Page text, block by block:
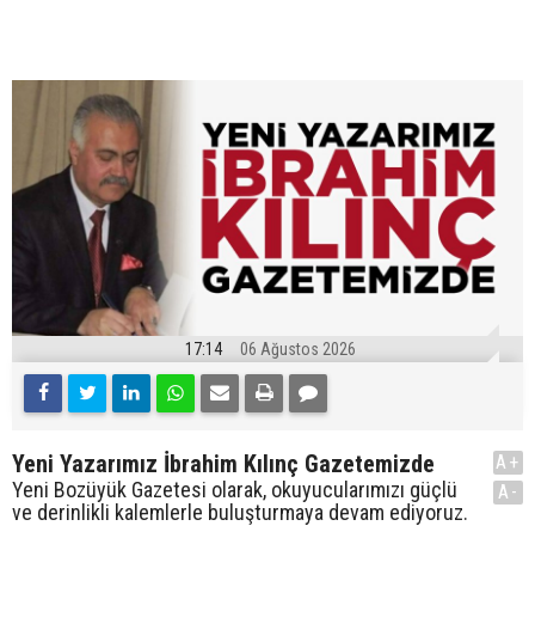
17:14 06 Ağustos 2026
Yeni Yazarımız İbrahim Kılınç Gazetemizde
Yeni Bozüyük Gazetesi olarak, okuyucularımızı güçlü
ve derinlikli kalemlerle buluşturmaya devam ediyoruz.
A+
A-